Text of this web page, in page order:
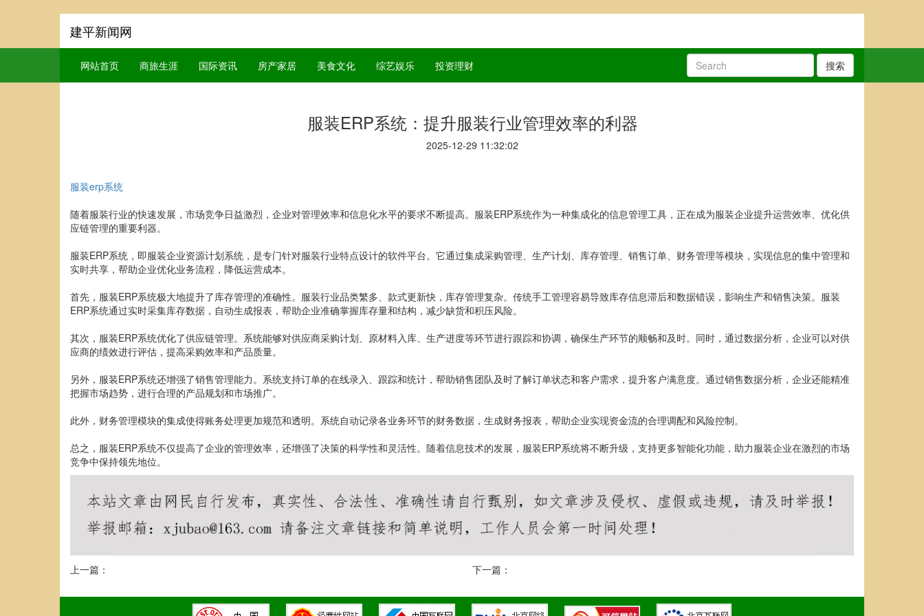
建平新闻网
网站首页 商旅生涯 国际资讯 房产家居 美食文化 综艺娱乐 投资理财 搜索
服装ERP系统：提升服装行业管理效率的利器
2025-12-29 11:32:02
服装erp系统
随着服装行业的快速发展，市场竞争日益激烈，企业对管理效率和信息化水平的要求不断提高。服装ERP系统作为一种集成化的信息管理工具，正在成为服装企业提升运营效率、优化供
应链管理的重要利器。
服装ERP系统，即服装企业资源计划系统，是专门针对服装行业特点设计的软件平台。它通过集成采购管理、生产计划、库存管理、销售订单、财务管理等模块，实现信息的集中管理和
实时共享，帮助企业优化业务流程，降低运营成本。
首先，服装ERP系统极大地提升了库存管理的准确性。服装行业品类繁多、款式更新快，库存管理复杂。传统手工管理容易导致库存信息滞后和数据错误，影响生产和销售决策。服装
ERP系统通过实时采集库存数据，自动生成报表，帮助企业准确掌握库存量和结构，减少缺货和积压风险。
其次，服装ERP系统优化了供应链管理。系统能够对供应商采购计划、原材料入库、生产进度等环节进行跟踪和协调，确保生产环节的顺畅和及时。同时，通过数据分析，企业可以对供
应商的绩效进行评估，提高采购效率和产品质量。
另外，服装ERP系统还增强了销售管理能力。系统支持订单的在线录入、跟踪和统计，帮助销售团队及时了解订单状态和客户需求，提升客户满意度。通过销售数据分析，企业还能精准
把握市场趋势，进行合理的产品规划和市场推广。
此外，财务管理模块的集成使得账务处理更加规范和透明。系统自动记录各业务环节的财务数据，生成财务报表，帮助企业实现资金流的合理调配和风险控制。
总之，服装ERP系统不仅提高了企业的管理效率，还增强了决策的科学性和灵活性。随着信息技术的发展，服装ERP系统将不断升级，支持更多智能化功能，助力服装企业在激烈的市场
竞争中保持领先地位。
上一篇： 下一篇：